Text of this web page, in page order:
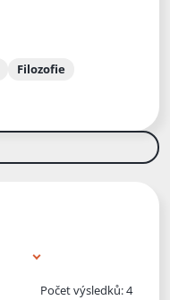
Filozofie
Počet výsledků: 4